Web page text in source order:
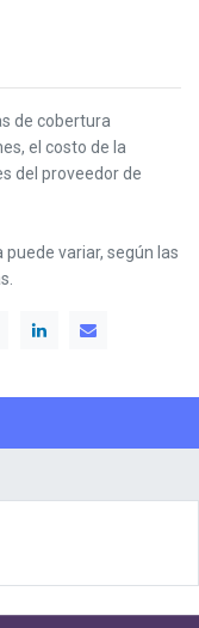
de cobertura
el costo de la
del proveedor de
variar, según las